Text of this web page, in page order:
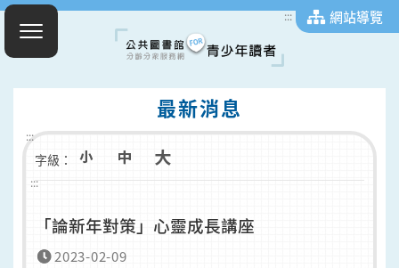
::: 網站導覽
最新消息
:::
字級：
:::
「論新年對策」心靈成長講座
2023-02-09